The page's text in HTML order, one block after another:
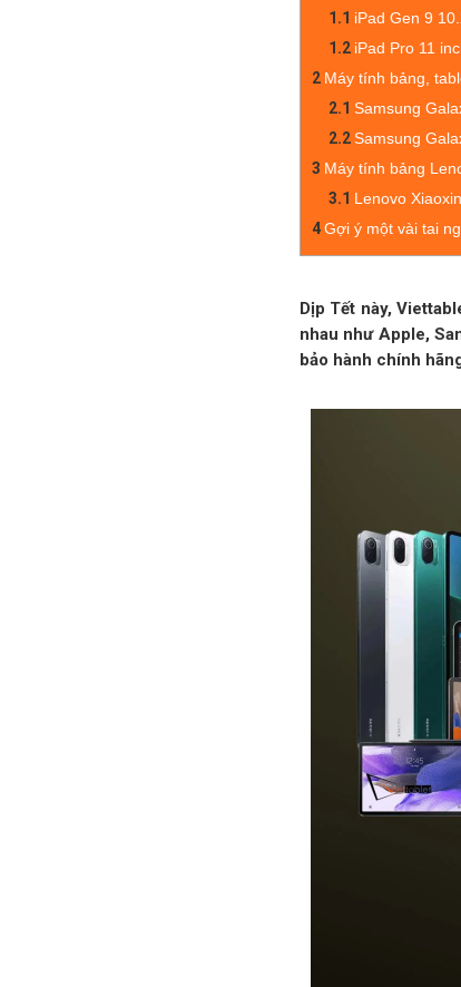
1.1 iPad Gen 9
1.2 iPad Pro 11
2 Máy tính bảng,
2.1 Samsung
2.2Samsung
3 Máy tính bảng
3.1 Lenovo
4Gợi ý một vài tai
Dịp Tết này,
nhau như Apple,
bảo hành chính